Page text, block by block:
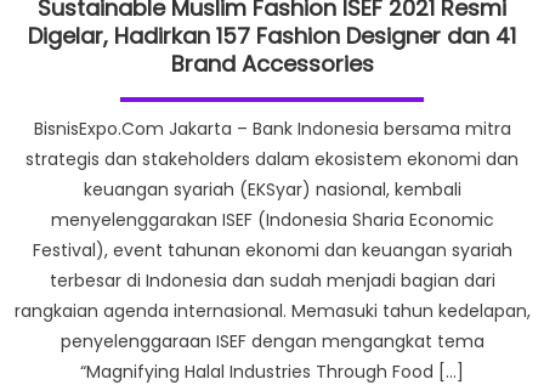
Sustainable Muslim Fashion ISEF 2021 Resmi
Digelar, Hadirkan 157 Fashion Designer dan 41
Brand Accessories
BisnisExpo.Com Jakarta – Bank Indonesia bersama mitra
strategis dan stakeholders dalam ekosistem ekonomi dan
keuangan syariah (EKSyar) nasional, kembali
menyelenggarakan ISEF (Indonesia Sharia Economic
Festival), event tahunan ekonomi dan keuangan syariah
terbesar di Indonesia dan sudah menjadi bagian dari
rangkaian agenda internasional. Memasuki tahun kedelapan,
penyelenggaraan ISEF dengan mengangkat tema
“Magnifying Halal Industries Through Food […]